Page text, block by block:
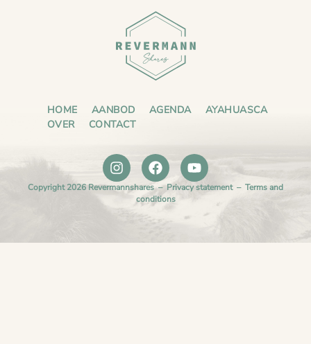
HOME AANBOD AGENDA
AYAHUASCA
OVER
CONTACT
Copyright 2026 Revermannshares –Privacy statement– Terms and
conditions